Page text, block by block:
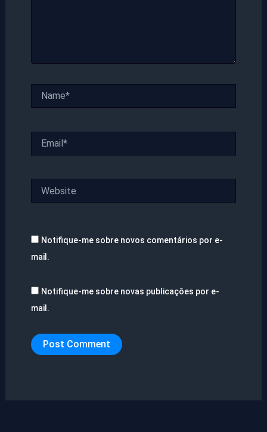
Notifique-me sobre novos comentários por e-
mail.
Notifique-me sobre novas publicações por e-
mail.